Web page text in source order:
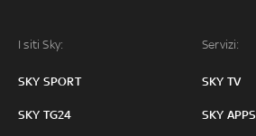
I siti Sky:
SKY SPORT
SKY TG24
Servizi:
SKY TV
SKY APPS